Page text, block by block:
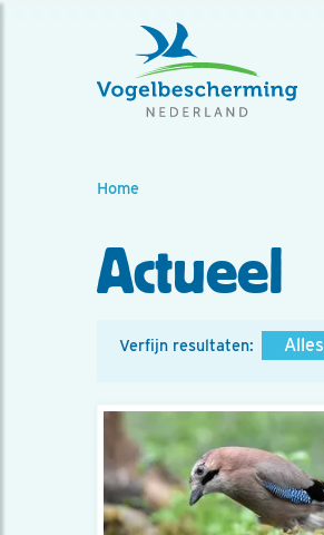
Home
Actueel
Verfijn resultaten: Alles